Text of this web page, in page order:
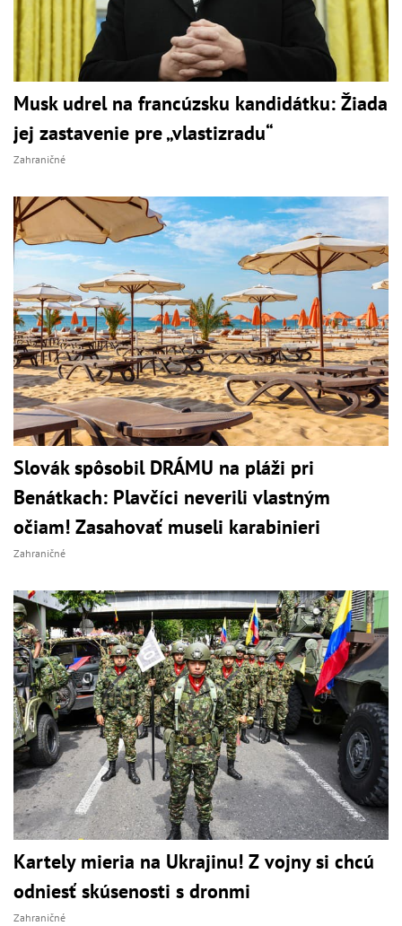
Musk udrel na francúzsku kandidátku: Žiada
jej zastavenie pre „vlastizradu“
Zahraničné
Slovák spôsobil DRÁMU na pláži pri
Benátkach: Plavčíci neverili vlastným
očiam! Zasahovať museli karabinieri
Zahraničné
Kartely mieria na Ukrajinu! Z vojny si chcú
odniesť skúsenosti s dronmi
Zahraničné